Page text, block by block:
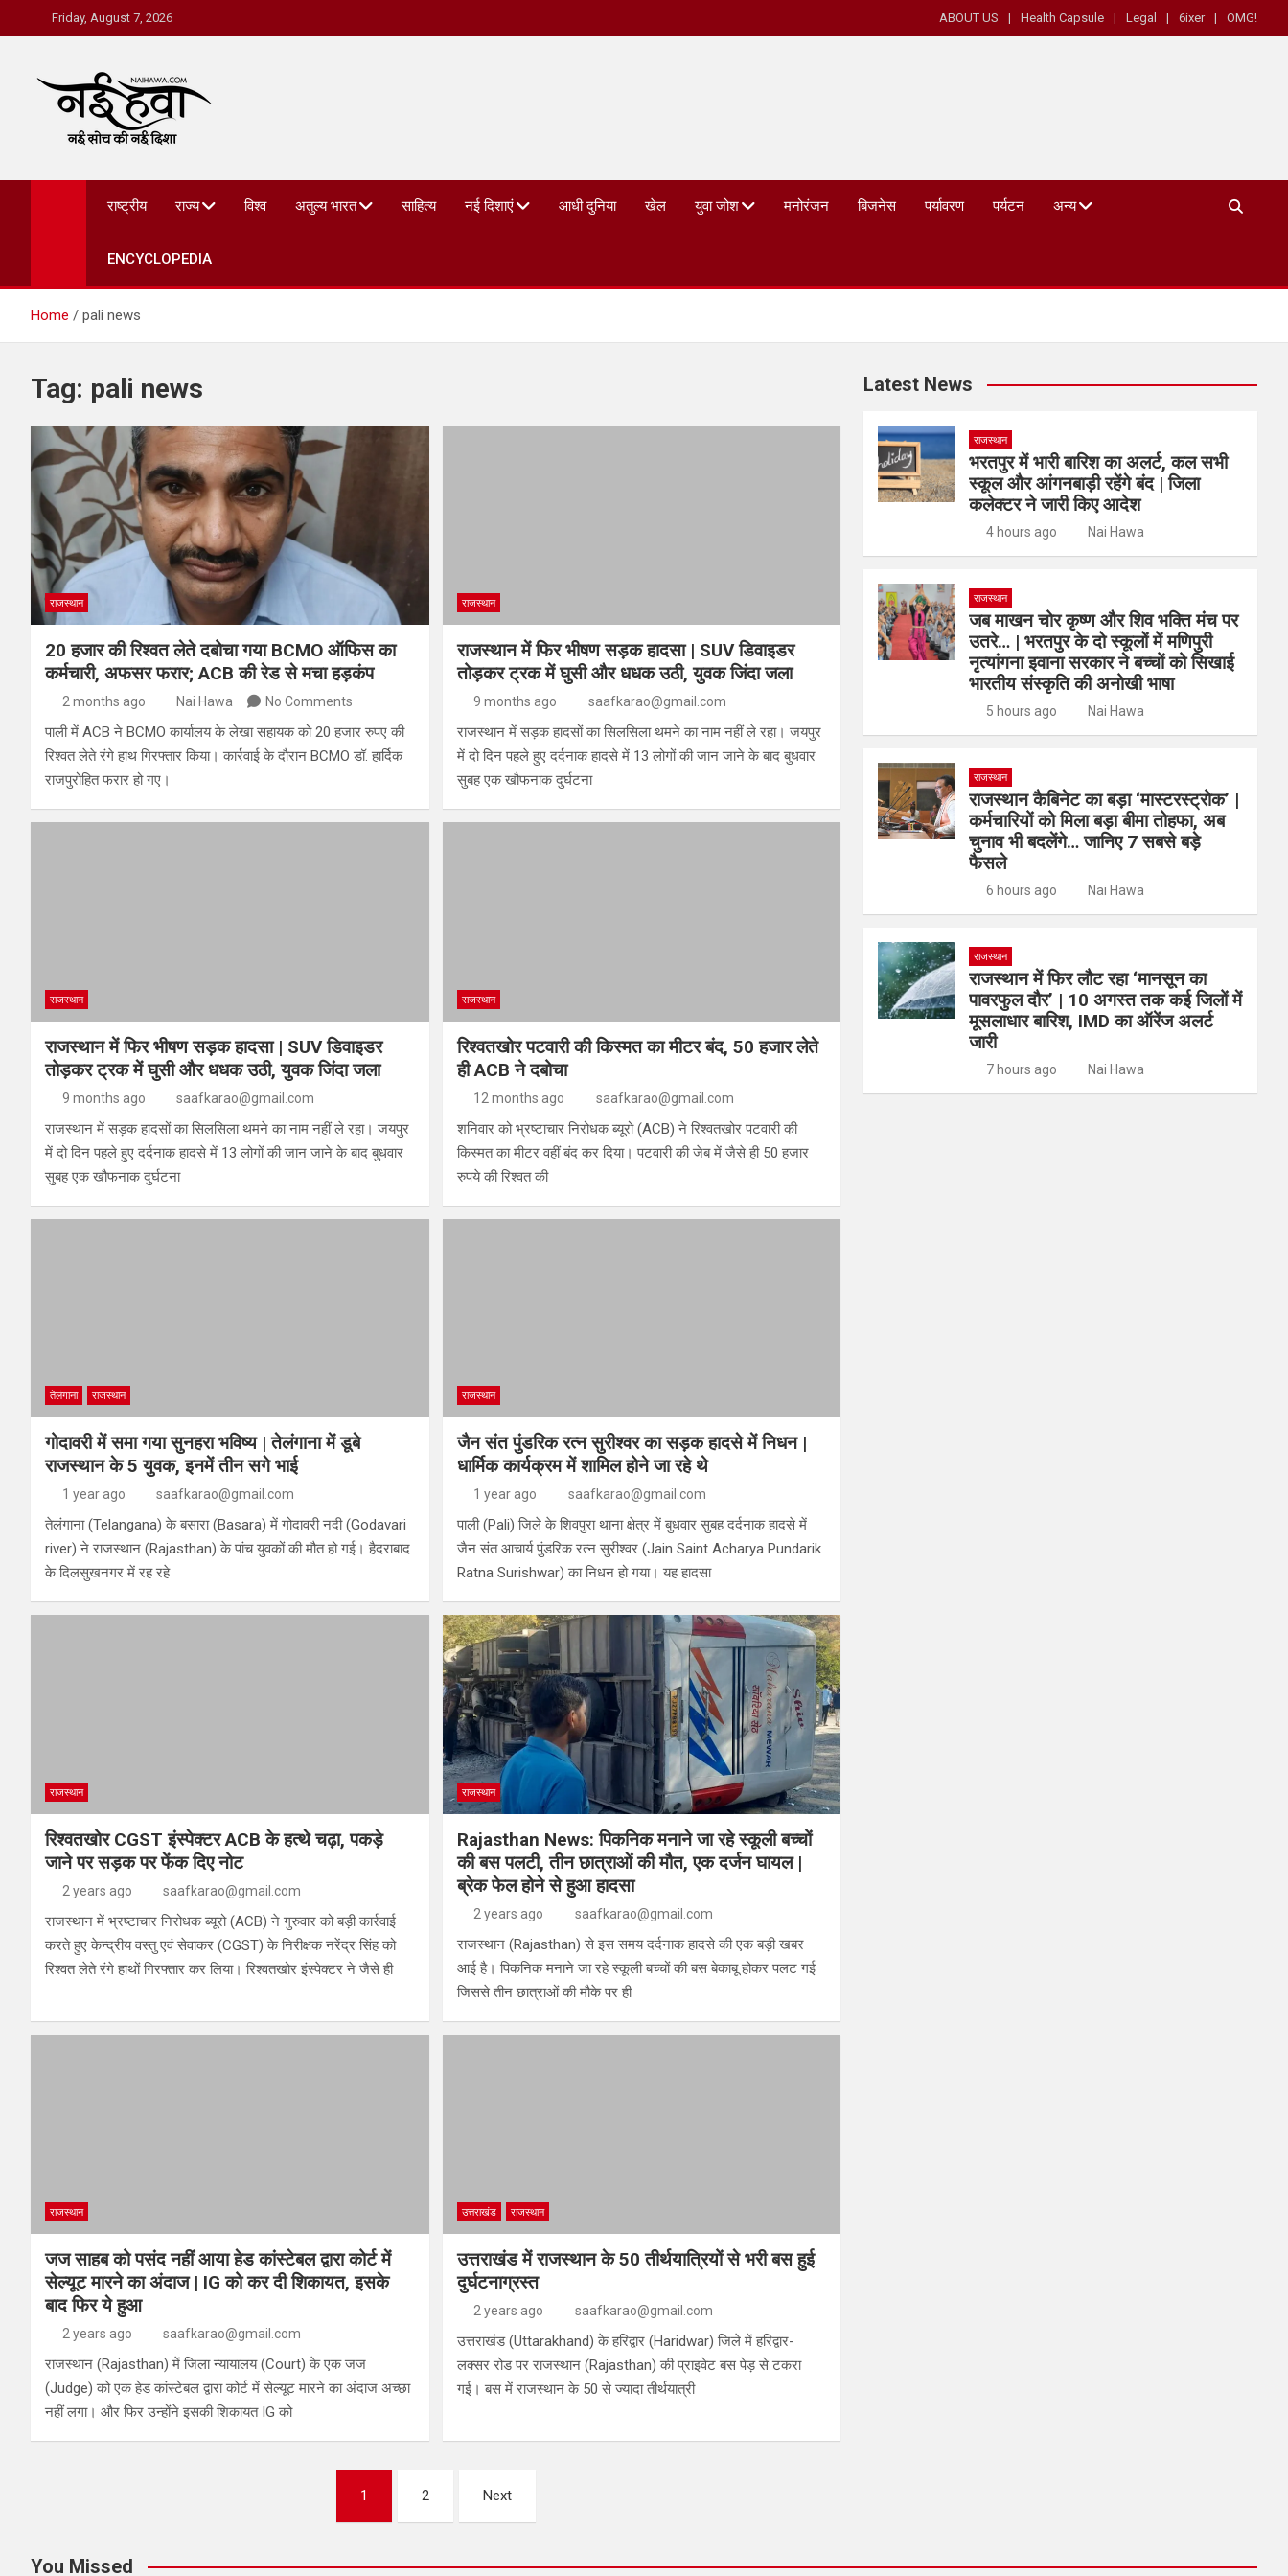
Friday, August 7, 2026 ABOUT US Health Capsule Legal 6ixer OMG!
Nai Hawa
राष्ट्रीय राज्य विश्व अतुल्य भारत साहित्य नई दिशाएं आधी दुनिया खेल युवा जोश मनोरंजन बिजनेस पर्यावरण पर्यटन अन्य
ENCYCLOPEDIA
Home pali news
Tag: pali news
राजस्थान
20 हजार की रिश्वत लेते दबोचा गया BCMO ऑफिस का
कर्मचारी, अफसर फरार; ACB की रेड से मचा हड़कंप
2 months ago Nai Hawa No Comments
पाली में ACB ने BCMO कार्यालय के लेखा सहायक को 20 हजार रुपए की
रिश्वत लेते रंगे हाथ गिरफ्तार किया। कार्रवाई के दौरान BCMO डॉ. हार्दिक
राजपुरोहित फरार हो गए।
राजस्थान
राजस्थान में फिर भीषण सड़क हादसा | SUV डिवाइडर
तोड़कर ट्रक में घुसी और धधक उठी, युवक जिंदा जला
9 months ago saafkarao@gmail.com
राजस्थान में सड़क हादसों का सिलसिला थमने का नाम नहीं ले रहा। जयपुर
में दो दिन पहले हुए दर्दनाक हादसे में 13 लोगों की जान जाने के बाद बुधवार
सुबह एक खौफनाक दुर्घटना
राजस्थान
राजस्थान में फिर भीषण सड़क हादसा | SUV डिवाइडर
तोड़कर ट्रक में घुसी और धधक उठी, युवक जिंदा जला
9 months ago saafkarao@gmail.com
राजस्थान में सड़क हादसों का सिलसिला थमने का नाम नहीं ले रहा। जयपुर
में दो दिन पहले हुए दर्दनाक हादसे में 13 लोगों की जान जाने के बाद बुधवार
सुबह एक खौफनाक दुर्घटना
राजस्थान
रिश्वतखोर पटवारी की किस्मत का मीटर बंद, 50 हजार लेते
ही ACB ने दबोचा
12 months ago saafkarao@gmail.com
शनिवार को भ्रष्टाचार निरोधक ब्यूरो (ACB) ने रिश्वतखोर पटवारी की
किस्मत का मीटर वहीं बंद कर दिया। पटवारी की जेब में जैसे ही 50 हजार
रुपये की रिश्वत की
तेलंगाना राजस्थान
गोदावरी में समा गया सुनहरा भविष्य | तेलंगाना में डूबे
राजस्थान के 5 युवक, इनमें तीन सगे भाई
1 year ago saafkarao@gmail.com
तेलंगाना (Telangana) के बसारा (Basara) में गोदावरी नदी (Godavari
river) ने राजस्थान (Rajasthan) के पांच युवकों की मौत हो गई। हैदराबाद
के दिलसुखनगर में रह रहे
राजस्थान
जैन संत पुंडरिक रत्न सुरीश्वर का सड़क हादसे में निधन |
धार्मिक कार्यक्रम में शामिल होने जा रहे थे
1 year ago saafkarao@gmail.com
पाली (Pali) जिले के शिवपुरा थाना क्षेत्र में बुधवार सुबह दर्दनाक हादसे में
जैन संत आचार्य पुंडरिक रत्न सुरीश्वर (Jain Saint Acharya Pundarik
Ratna Surishwar) का निधन हो गया। यह हादसा
राजस्थान
रिश्वतखोर CGST इंस्पेक्टर ACB के हत्थे चढ़ा, पकड़े
जाने पर सड़क पर फेंक दिए नोट
2 years ago saafkarao@gmail.com
राजस्थान में भ्रष्टाचार निरोधक ब्यूरो (ACB) ने गुरुवार को बड़ी कार्रवाई
करते हुए केन्द्रीय वस्तु एवं सेवाकर (CGST) के निरीक्षक नरेंद्र सिंह को
रिश्वत लेते रंगे हाथों गिरफ्तार कर लिया। रिश्वतखोर इंस्पेक्टर ने जैसे ही
राजस्थान
Rajasthan News: पिकनिक मनाने जा रहे स्कूली बच्चों
की बस पलटी, तीन छात्राओं की मौत, एक दर्जन घायल |
ब्रेक फेल होने से हुआ हादसा
2 years ago saafkarao@gmail.com
राजस्थान (Rajasthan) से इस समय दर्दनाक हादसे की एक बड़ी खबर
आई है। पिकनिक मनाने जा रहे स्कूली बच्चों की बस बेकाबू होकर पलट गई
जिससे तीन छात्राओं की मौके पर ही
राजस्थान
जज साहब को पसंद नहीं आया हेड कांस्टेबल द्वारा कोर्ट में
सेल्यूट मारने का अंदाज | IG को कर दी शिकायत, इसके
बाद फिर ये हुआ
2 years ago saafkarao@gmail.com
राजस्थान (Rajasthan) में जिला न्यायालय (Court) के एक जज
(Judge) को एक हेड कांस्टेबल द्वारा कोर्ट में सेल्यूट मारने का अंदाज अच्छा
नहीं लगा। और फिर उन्होंने इसकी शिकायत IG को
उत्तराखंड राजस्थान
उत्तराखंड में राजस्थान के 50 तीर्थयात्रियों से भरी बस हुई
दुर्घटनाग्रस्त
2 years ago saafkarao@gmail.com
उत्तराखंड (Uttarakhand) के हरिद्वार (Haridwar) जिले में हरिद्वार-
लक्सर रोड पर राजस्थान (Rajasthan) की प्राइवेट बस पेड़ से टकरा
गई। बस में राजस्थान के 50 से ज्यादा तीर्थयात्री
1 2 Next
Latest News
राजस्थान
भरतपुर में भारी बारिश का अलर्ट, कल सभी
स्कूल और आंगनबाड़ी रहेंगे बंद | जिला
कलेक्टर ने जारी किए आदेश
4 hours ago Nai Hawa
राजस्थान
जब माखन चोर कृष्ण और शिव भक्ति मंच पर
उतरे… | भरतपुर के दो स्कूलों में मणिपुरी
नृत्यांगना इवाना सरकार ने बच्चों को सिखाई
भारतीय संस्कृति की अनोखी भाषा
5 hours ago Nai Hawa
राजस्थान
राजस्थान कैबिनेट का बड़ा ‘मास्टरस्ट्रोक’ |
कर्मचारियों को मिला बड़ा बीमा तोहफा, अब
चुनाव भी बदलेंगे… जानिए 7 सबसे बड़े
फैसले
6 hours ago Nai Hawa
राजस्थान
राजस्थान में फिर लौट रहा ‘मानसून का
पावरफुल दौर’ | 10 अगस्त तक कई जिलों में
मूसलाधार बारिश, IMD का ऑरेंज अलर्ट
जारी
7 hours ago Nai Hawa
You Missed